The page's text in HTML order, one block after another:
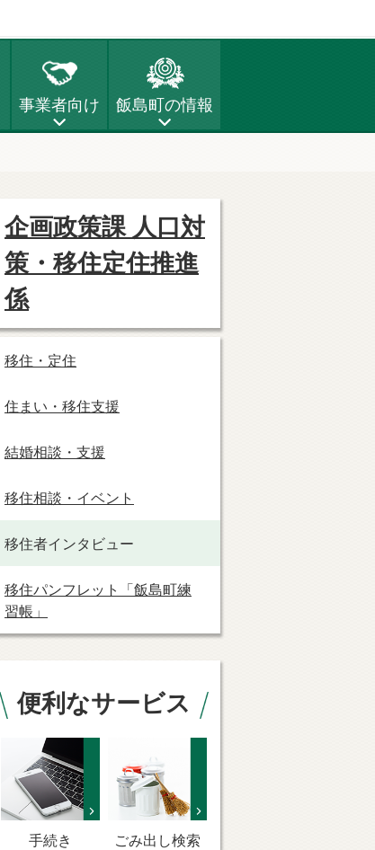
事業者向け 飯島町の情報
企画政策課 人口対
策・移住定住推進
係
移住・定住
住まい・移住支援
結婚相談・支援
移住相談・イベント
移住者インタビュー
移住パンフレット「飯島町練
習帳」
便利なサービス
手続き
ごみ出し検索